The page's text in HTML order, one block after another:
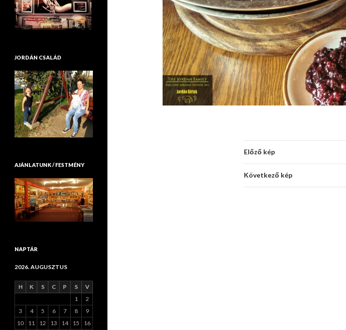
Előző kép
Következő kép
JORDÁN CSALÁD
AJÁNLATUNK / FESTMÉNY
NAPTÁR
2026. AUGUSZTUS
H K S C P S
V
1
2
3
4 5 6 7 8
9
10
11 12 13 14 15
16